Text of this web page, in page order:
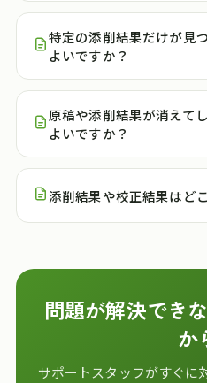
特定の添削結果だけが見
よいですか？
原稿や添削結果が消えて
よいですか？
添削結果や校正結果はど
問題が解決でき
か
サポートスタッフがすぐに